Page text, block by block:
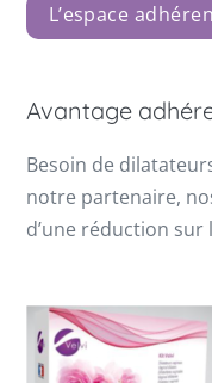
L’espace
Avantage
Besoin de
notre partenaire,
d’une réduction sur